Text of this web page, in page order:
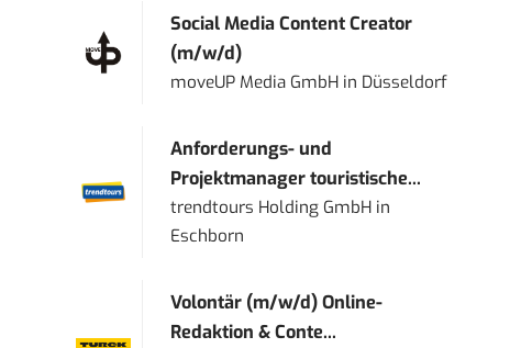
Social Media Content Creator
(m/w/d)
moveUP Media GmbH in Düsseldorf
Anforderungs- und
Projektmanager touristische...
trendtours Holding GmbH in
Eschborn
Volontär (m/w/d) Online-
Redaktion & Conte...